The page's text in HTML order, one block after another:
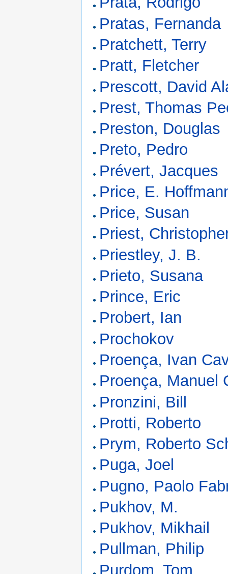
Pratas, Fernanda
Pratchett, Terry
Pratt, Fletcher
Prescott, David
Prest, Thomas
Preston, Douglas
Preto, Pedro
Prévert, Jacques
Price, E.
Price, Susan
Priest,
Priestley, J. B.
Prieto, Susana
Prince, Eric
Probert, Ian
Prochokov
Proença, Ivan
Proença, Manuel
Pronzini, Bill
Protti, Roberto
Prym, Roberto
Puga, Joel
Pugno, Paolo
Pukhov, M.
Pukhov, Mikhail
Pullman, Philip
Purdom, Tom